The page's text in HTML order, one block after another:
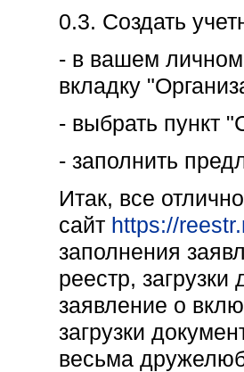
0.3. Создать
- в вашем
вкладку
- выбрать пункт
- заполнить
Итак, все
сайт https://
заполнения
реестр,
заявление о
загрузки
весьма